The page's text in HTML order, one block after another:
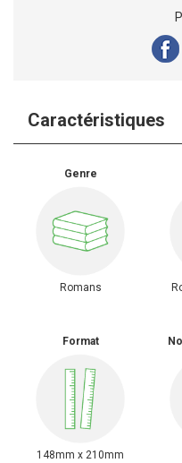
Caractéristiques
Genre
Romans
Format
148mm x 210mm